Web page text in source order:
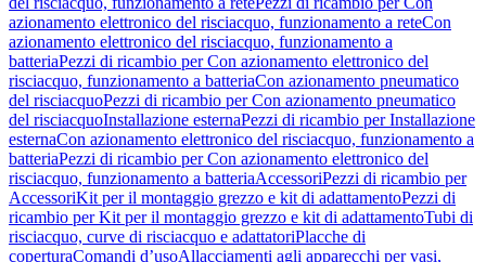
azionamento elettronico del risciacquo, funzionamento a reteCon
azionamento elettronico del risciacquo, funzionamento a
batteriaPezzi di ricambio per Con azionamento elettronico del
risciacquo, funzionamento a batteriaCon azionamento pneumatico
del risciacquoPezzi di ricambio per Con azionamento pneumatico
del risciacquoInstallazione esternaPezzi di ricambio per Installazione
esternaCon azionamento elettronico del risciacquo, funzionamento a
batteriaPezzi di ricambio per Con azionamento elettronico del
risciacquo, funzionamento a batteriaAccessoriPezzi di ricambio per
AccessoriKit per il montaggio grezzo e kit di adattamentoPezzi di
ricambio per Kit per il montaggio grezzo e kit di adattamentoTubi di
risciacquo, curve di risciacquo e adattatoriPlacche di
coperturaComandi d’usoAllacciamenti agli apparecchi per vasi,